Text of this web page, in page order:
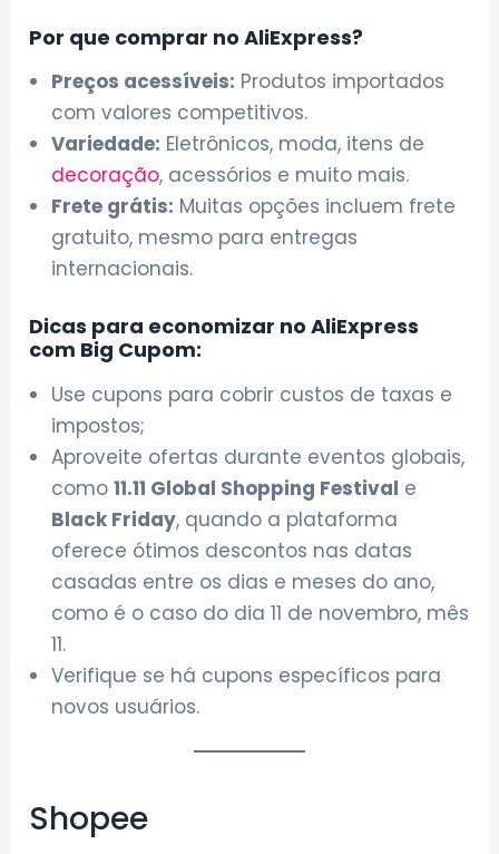
Por que comprar no AliExpress?
Preços acessíveis: Produtos importados
com valores competitivos.
Variedade: Eletrônicos, moda, itens de
decoração, acessórios e muito mais.
Frete grátis: Muitas opções incluem frete
gratuito, mesmo para entregas
internacionais.
Dicas para economizar no AliExpress
com Big Cupom:
Use cupons para cobrir custos de taxas e
impostos;
Aproveite ofertas durante eventos globais,
como11.11 Global Shopping Festival e
Black Friday, quando a plataforma
oferece ótimos descontos nas datas
casadas entre os dias e meses do ano,
como é o caso do dia 11 de novembro, mês
11.
Verifique se há cupons específicos para
novos usuários.
Shopee